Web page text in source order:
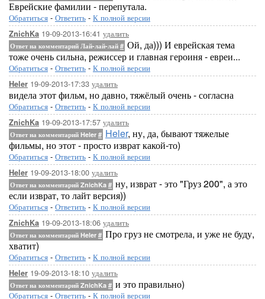
Еврейские фамилии - перепутала.
Обратиться - Ответить - К полной версии
ZnichKa 19-09-2013-16:41 удалить
Ответ на комментарий Лай-лай-лай # Ой, да))) И еврейская тема
тоже очень сильна, режиссер и главная героиня - евреи...
Обратиться - Ответить - К полной версии
Heler 19-09-2013-17:33 удалить
видела этот фильм, но давно, тяжёлый очень - согласна
Обратиться - Ответить - К полной версии
ZnichKa 19-09-2013-17:57 удалить
Ответ на комментарий Heler # Heler, ну, да, бывают тяжелые
фильмы, но этот - просто изврат какой-то)
Обратиться - Ответить - К полной версии
Heler 19-09-2013-18:00 удалить
Ответ на комментарий ZnichKa # ну, изврат - это "Груз 200", а это
если изврат, то лайт версия))
Обратиться - Ответить - К полной версии
ZnichKa 19-09-2013-18:06 удалить
Ответ на комментарий Heler # Про груз не смотрела, и уже не буду,
хватит)
Обратиться - Ответить - К полной версии
Heler 19-09-2013-18:10 удалить
Ответ на комментарий ZnichKa # и это правильно)
Обратиться - Ответить - К полной версии